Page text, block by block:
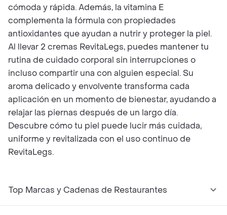
cómoda y rápida. Además, la vitamina E
complementa la fórmula con propiedades
antioxidantes que ayudan a nutrir y proteger la piel.
Al llevar 2 cremas RevitaLegs, puedes mantener tu
rutina de cuidado corporal sin interrupciones o
incluso compartir una con alguien especial. Su
aroma delicado y envolvente transforma cada
aplicación en un momento de bienestar, ayudando a
relajar las piernas después de un largo día.
Descubre cómo tu piel puede lucir más cuidada,
uniforme y revitalizada con el uso continuo de
RevitaLegs.
Top Marcas y Cadenas de Restaurantes